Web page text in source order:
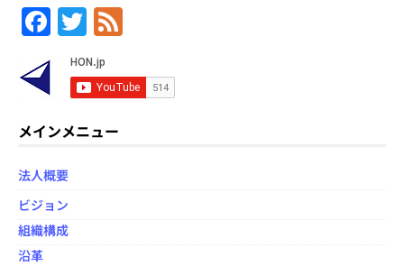
F
b
o
o
k
T
w
itt
er
e
d
メインメニュー
法人概要
ビジョン
組織構成
沿革